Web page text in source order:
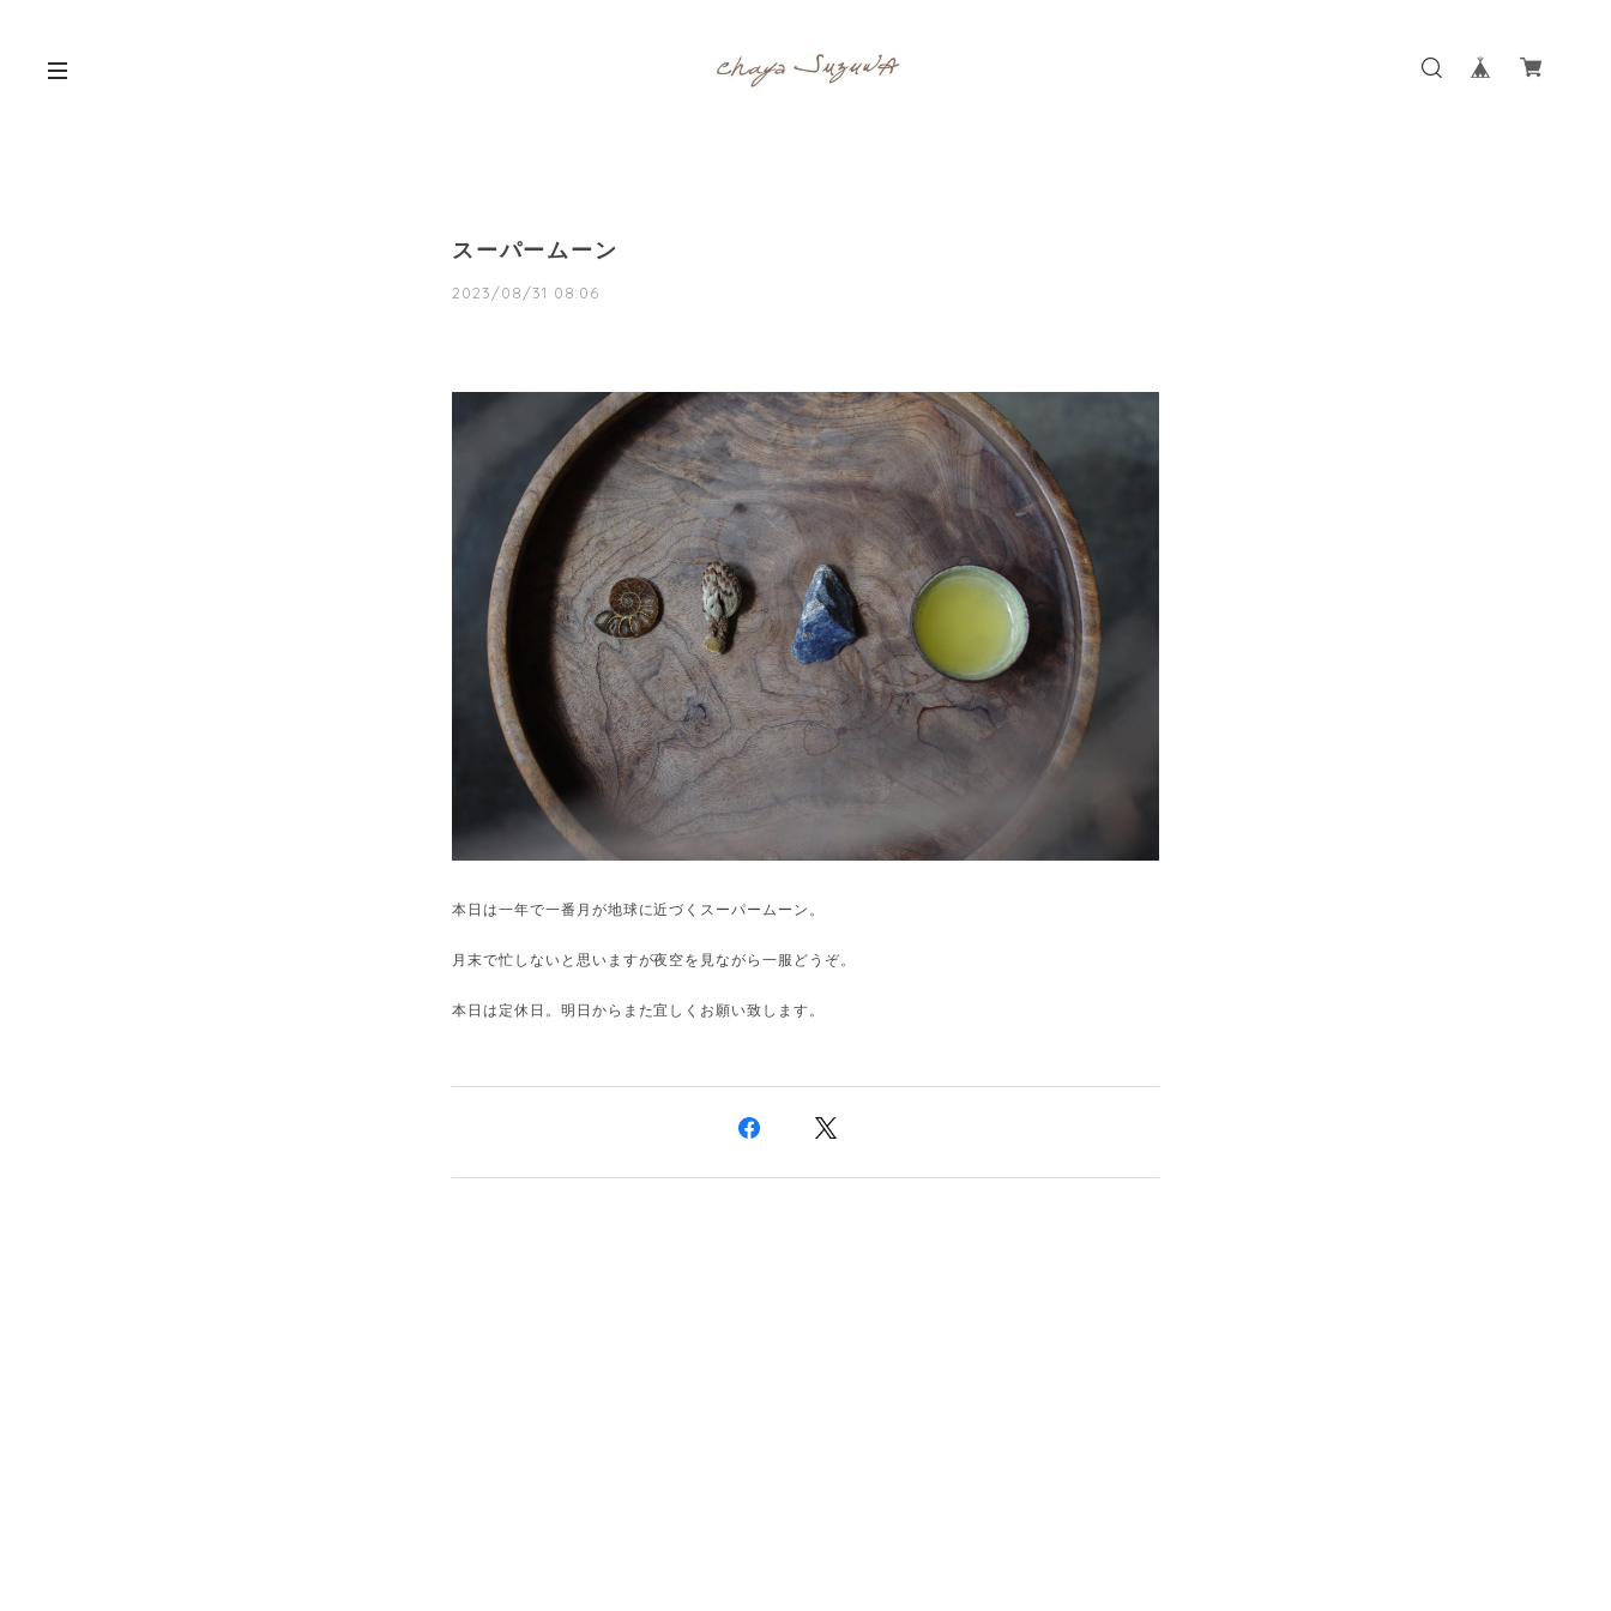
スーパームーン
2023/08/31 08:06
本日は一年で一番月が地球に近づくスーパームーン。
月末で忙しないと思いますが夜空を見ながら一服どうぞ。
本日は定休日。明日からまた宜しくお願い致します。